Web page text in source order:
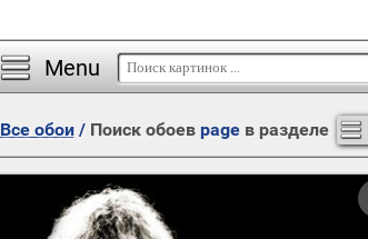
Menu
Все обои/ Поиск обоев pageв разделе